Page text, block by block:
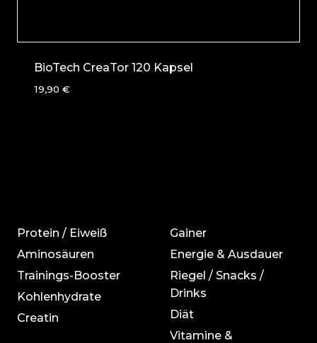
BioTech CreaTor 120 Kapsel
19,90 €
Protein / Eiweiß
Aminosäuren
Trainings-Booster
Kohlenhydrate
Creatin
Gainer
Energie & Ausdauer
Riegel / Snacks /
Drinks
Diät
Vitamine &